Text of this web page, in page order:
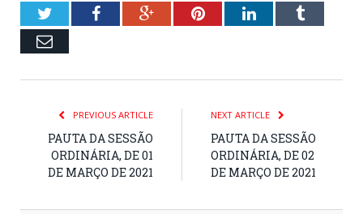
TwitterFacebookGoogle+PinterestLinkedInTumblr
Email
PREVIOUS ARTICLE
PAUTA DA SESSÃO
ORDINÁRIA, DE 01
DE MARÇO DE 2021
NEXT ARTICLE
PAUTA DA SESSÃO
ORDINÁRIA, DE 02
DE MARÇO DE 2021